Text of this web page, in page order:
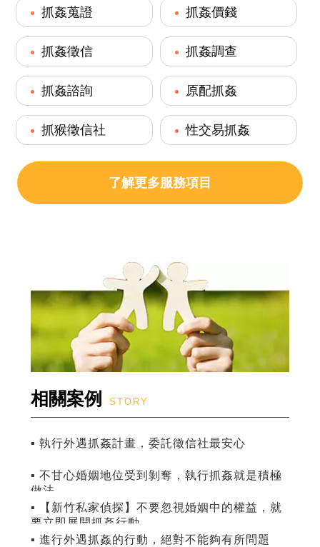
抓姦蒐證 抓姦價錢
抓姦徵信 抓姦調查
抓姦諮詢 原配抓姦
抓猴徵信社 性交易抓姦
了解更多服務項目
相關案例 STORY
▪ 執行外遇抓姦計畫，委託徵信社最安心
▪ 不甘心婚姻地位受到剝奪，執行抓姦就是積極
做法
▪ 【新竹私家偵探】不要忽視婚姻中的權益，就
要立即展開抓姦行動
▪ 進行外遇抓姦的行動，絕對不能夠有所問題